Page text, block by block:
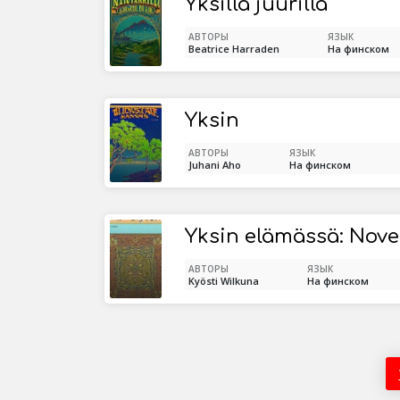
Yksillä juurilla
АВТОРЫ
Beatrice Harraden
ЯЗЫК
На финском
Yksin
АВТОРЫ
Juhani Aho
ЯЗЫК
На финском
Yksin elämässä:
АВТОРЫ
Kyösti Wilkuna
ЯЗЫК
На финском